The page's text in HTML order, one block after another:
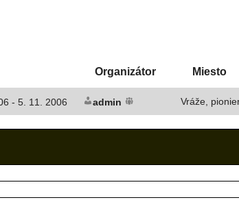
Organizátor Miesto
- 5. 11. 2006 admin Vráže,